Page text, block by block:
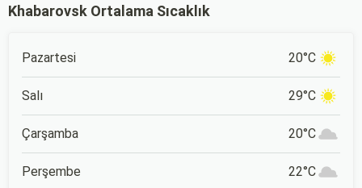
Khabarovsk Ortalama Sıcaklık
Pazartesi 20°C
Salı 29°C
Çarşamba 20°C
Perşembe 22°C